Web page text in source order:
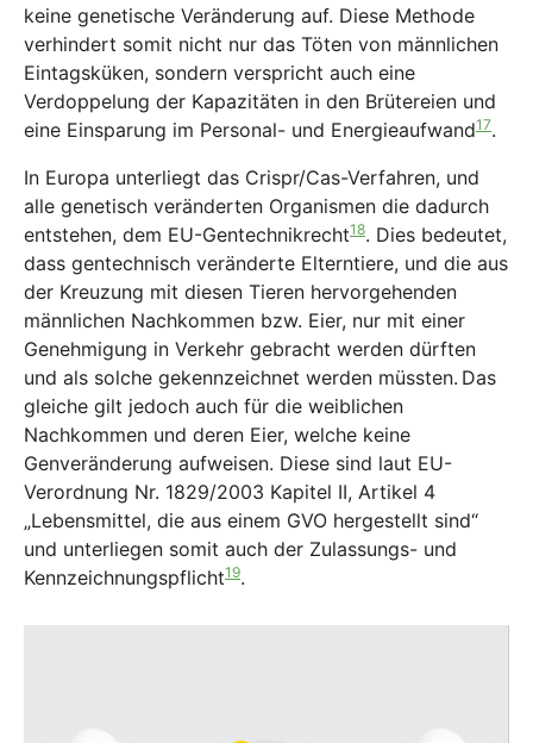
keine genetische Veränderung auf. Diese Methode
verhindert somit nicht nur das Töten von männlichen
Eintagsküken, sondern verspricht auch eine
Verdoppelung der Kapazitäten in den Brütereien und
eine Einsparung im Personal- und Energieaufwand17.
In Europa unterliegt das Crispr/Cas-Verfahren, und
alle genetisch veränderten Organismen die dadurch
entstehen, dem EU-Gentechnikrecht18. Dies bedeutet,
dass gentechnisch veränderte Elterntiere, und die aus
der Kreuzung mit diesen Tieren hervorgehenden
männlichen Nachkommen bzw. Eier, nur mit einer
Genehmigung in Verkehr gebracht werden dürften
und als solche gekennzeichnet werden müssten. Das
gleiche gilt jedoch auch für die weiblichen
Nachkommen und deren Eier, welche keine
Genveränderung aufweisen. Diese sind laut EU-
Verordnung Nr. 1829/2003 Kapitel II, Artikel 4
„Lebensmittel, die aus einem GVO hergestellt sind“
und unterliegen somit auch der Zulassungs- und
Kennzeichnungspflicht19.